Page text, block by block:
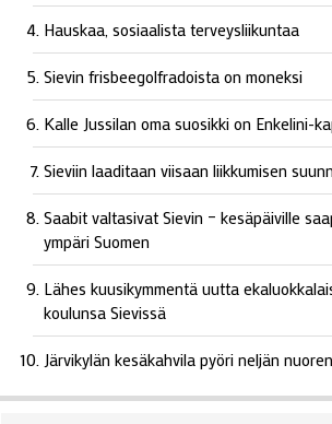
Hauskaa, sosiaalista terveysliikuntaa
Sievin frisbeegolfradoista on moneksi
Kalle Jussilan oma suosikki on Enkelini-
Sieviin laaditaan viisaan liikkumisen
Saabit valtasivat Sievin – kesäpäiville
ympäri Suomen
Lähes kuusikymmentä uutta
koulunsa Sievissä
Järvikylän kesäkahvila pyöri neljän